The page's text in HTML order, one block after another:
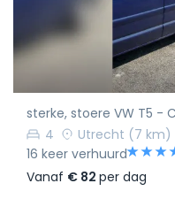
sterke, stoere VW T5 -
4
Utrecht (7 km)
16 keer verhuurd
Vanaf € 82 per dag